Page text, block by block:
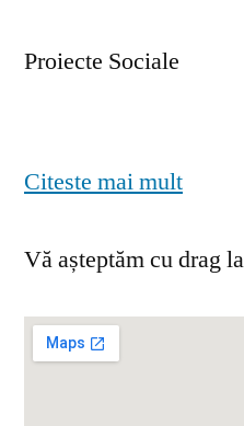
Proiecte Sociale
Citeste mai mult
Vă așteptăm cu drag